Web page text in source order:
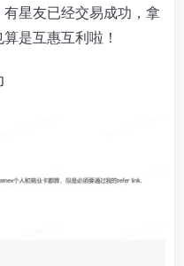
星友已经交易成功，拿
是互惠互利啦！